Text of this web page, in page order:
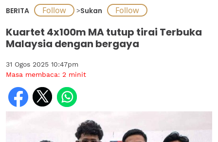
BERITA >Sukan
Kuartet 4x100m MA tutup tirai Terbuka
Malaysia dengan bergaya
31 Ogos 2025 10:47pm
Masa membaca: 2 minit